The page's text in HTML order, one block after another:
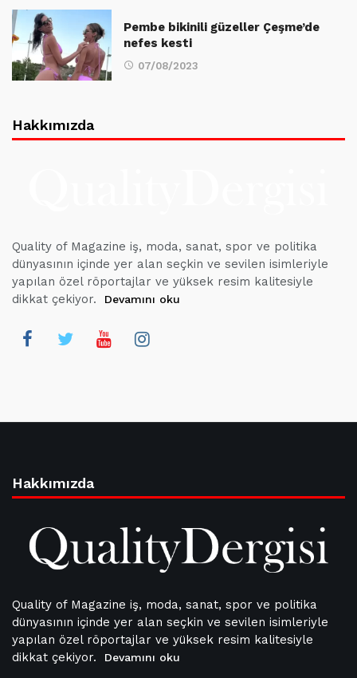
Pembe bikinili güzeller Çeşme’de
nefes kesti
07/08/2023
Hakkımızda
Quality of Magazine iş, moda, sanat, spor ve politika
dünyasının içinde yer alan seçkin ve sevilen isimleriyle
yapılan özel röportajlar ve yüksek resim kalitesiyle
dikkat çekiyor.
Devamını oku
Hakkımızda
Quality of Magazine iş, moda, sanat, spor ve politika
dünyasının içinde yer alan seçkin ve sevilen isimleriyle
yapılan özel röportajlar ve yüksek resim kalitesiyle
dikkat çekiyor.
Devamını oku